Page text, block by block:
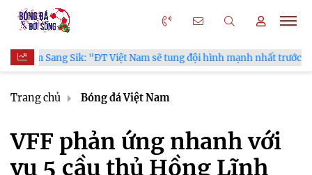
Nam sẽ tung đội hình mạnh nhất trước Campuchia"
Trang chủ Bóng đá Việt Nam
VFF phản ứng nhanh với
vụ 5 cầu thủ Hồng Lĩnh